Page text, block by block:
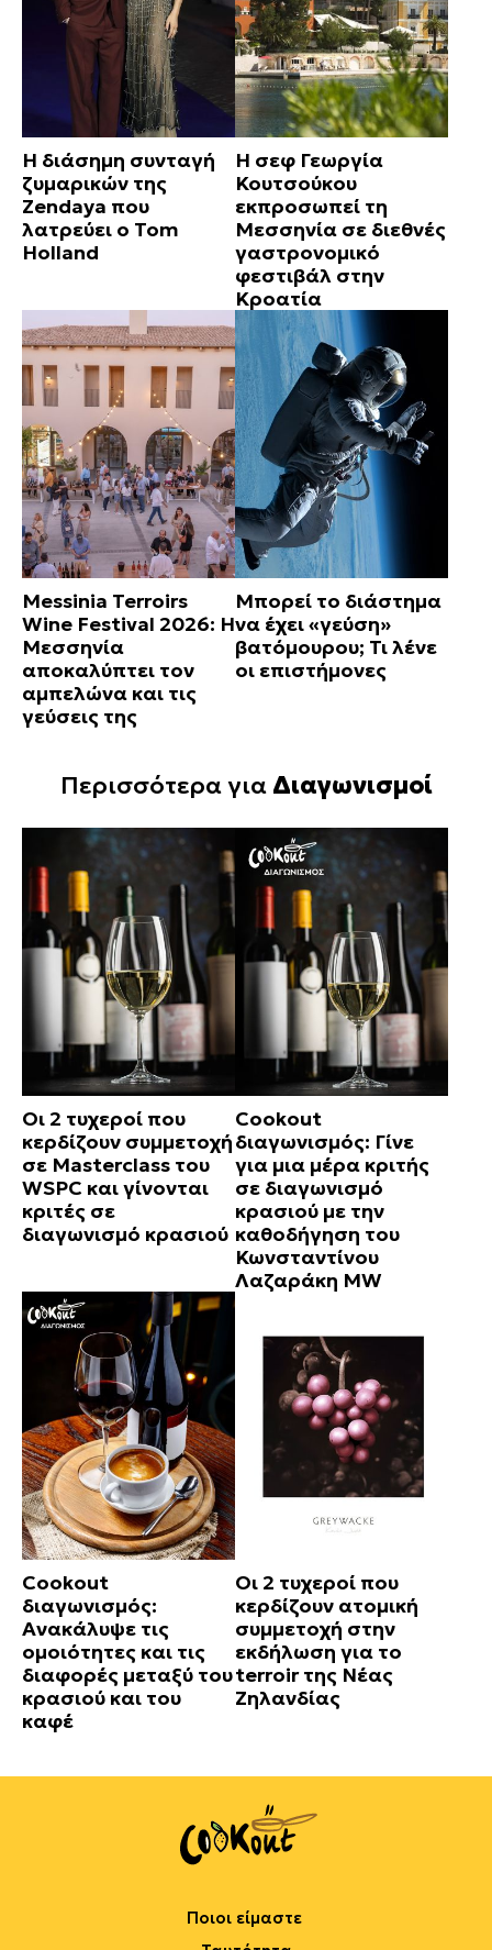
Η διάσημη συνταγή
ζυμαρικών της
Zendaya που
λατρεύει ο Tom
Holland
Η σεφ Γεωργία
Κουτσούκου
εκπροσωπεί τη
Μεσσηνία σε διεθνές
γαστρονομικό
φεστιβάλ στην
Κροατία
Messinia Terroirs
Wine Festival 2026: Η
Μεσσηνία
αποκαλύπτει τον
αμπελώνα και τις
γεύσεις της
Μπορεί το διάστημα
να έχει «γεύση»
βατόμουρου; Τι λένε
οι επιστήμονες
Περισσότερα για Διαγωνισμοί
Οι 2 τυχεροί που
κερδίζουν συμμετοχή
σε Masterclass του
WSPC και γίνονται
κριτές σε
διαγωνισμό κρασιού
Cookout
διαγωνισμός: Γίνε
για μια μέρα κριτής
σε διαγωνισμό
κρασιού με την
καθοδήγηση του
Κωνσταντίνου
Λαζαράκη MW
Cookout
διαγωνισμός:
Ανακάλυψε τις
ομοιότητες και τις
διαφορές μεταξύ του
κρασιού και του
καφέ
Οι 2 τυχεροί που
κερδίζουν ατομική
συμμετοχή στην
εκδήλωση για το
terroir της Νέας
Ζηλανδίας
Ποιοι είμαστε